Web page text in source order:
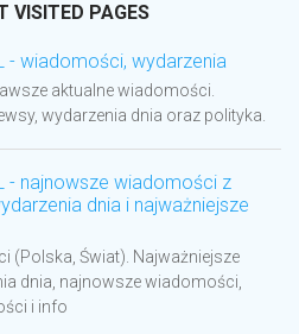
VISITED PAGES
- wiadomości, wydarzenia
aktualne wiadomości.
wydarzenia dnia oraz polityka.
- najnowsze wiadomości z
dnia i najważniejsze
(Polska, Świat). Najważniejsze
dnia, najnowsze wiadomości,
i info